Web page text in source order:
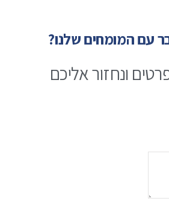
עם המומחים שלנו?
ונחזור אליכם